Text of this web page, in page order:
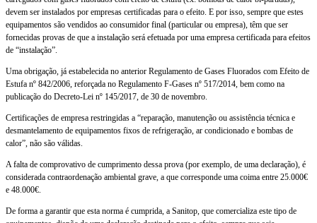
devem ser instalados por empresas certificadas para o efeito. E por isso, sempre que estes
equipamentos são vendidos ao consumidor final (particular ou empresa), têm que ser
fornecidas provas de que a instalação será efetuada por uma empresa certificada para efeitos
de “instalação”.
Uma obrigação, já estabelecida no anterior Regulamento de Gases Fluorados com Efeito de
Estufa nº 842/2006, reforçada no Regulamento F-Gases nº 517/2014, bem como na
publicação do Decreto-Lei nº 145/2017, de 30 de novembro.
Certificações de empresa restringidas a “reparação, manutenção ou assistência técnica e
desmantelamento de equipamentos fixos de refrigeração, ar condicionado e bombas de
calor”, não são válidas.
A falta de comprovativo de cumprimento dessa prova (por exemplo, de uma declaração), é
considerada contraordenação ambiental grave, a que corresponde uma coima entre 25.000€
e 48.000€.
De forma a garantir que esta norma é cumprida, a Sanitop, que comercializa este tipo de